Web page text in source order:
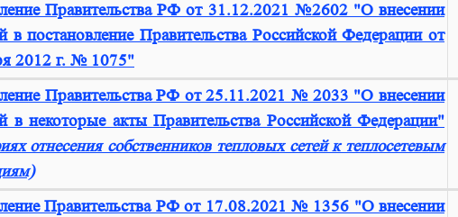
Правительства РФ от 31.12.2021 №2602 "О внесении
в постановление Правительства Российской Федерации от
2012 г. № 1075"
Правительства РФ от 25.11.2021 № 2033 "О внесении
в некоторые акты Правительства Российской Федерации"
отнесения собственников тепловых сетей к теплосетевым
Правительства РФ от 17.08.2021 № 1356 "О внесении